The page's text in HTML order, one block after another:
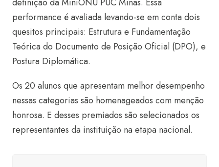
performance é avaliada levando-se em conta dois
quesitos principais: Estrutura e Fundamentação
Teórica do Documento de Posição Oficial (DPO), e
Postura Diplomática.
Os 20 alunos que apresentam melhor desempenho
nessas categorias são homenageados com menção
honrosa. E desses premiados são selecionados os
representantes da instituição na etapa nacional.